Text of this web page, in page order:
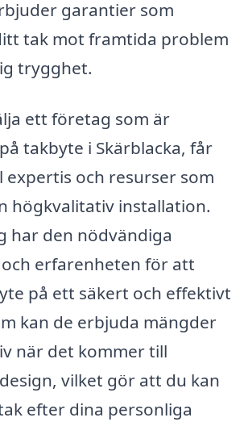
garantier som
tak mot framtida problem
trygghet.
ett företag som är
takbyte i Skärblacka, får
och resurser som
högkvalitativ installation.
har den nödvändiga
erfarenheten för att
på ett säkert och effektivt
kan de erbjuda mängder
när det kommer till
vilket gör att du kan
efter dina personliga